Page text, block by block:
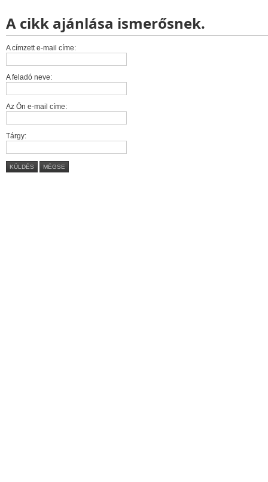
A cikk ajánlása ismerősnek.
A címzett e-mail címe:
A feladó neve:
Az Ön e-mail címe:
Tárgy:
KÜLDÉS MÉGSE